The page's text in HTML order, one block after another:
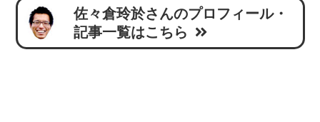
佐々倉玲於さんのプロフィール・
記事一覧はこちら